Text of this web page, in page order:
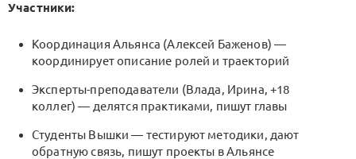
Участники:
Координация Альянса (Алексей Баженов) —
координирует описание ролей и траекторий
Эксперты-преподаватели (Влада, Ирина, +18
коллег) — делятся практиками, пишут главы
Студенты Вышки — тестируют методики, дают
обратную связь, пишут проекты в Альянсе